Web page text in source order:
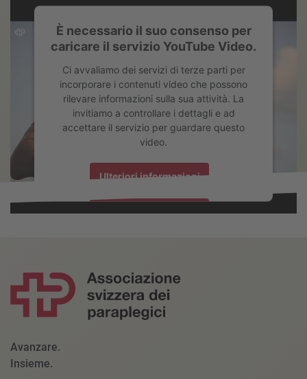
È necessario il suo consenso per
caricare il servizio YouTube Video.
Ci avvaliamo dei servizi di terze parti per
incorporare i contenuti video che possono
rilevare informazioni sulla sua attività. La
invitiamo a controllare i dettagli e ad
accettare il servizio per guardare questo
video.
Ulteriori informazioni
Accetta
Avanzare.
Insieme.